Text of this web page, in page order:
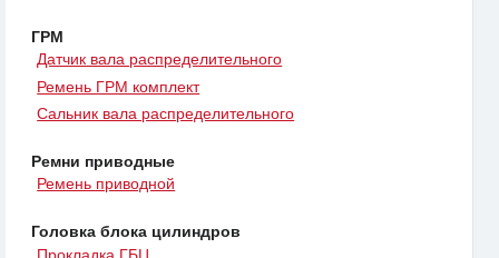
ГРМ
Датчик вала распределительного
Ремень ГРМ комплект
Сальник вала распределительного
Ремни приводные
Ремень приводной
Головка блока цилиндров
Прокладка ГБЦ